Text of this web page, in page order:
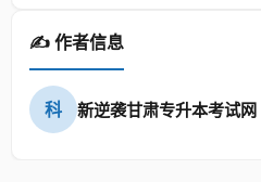
✍️ 作者信息
科 新逆袭甘肃专升本考试网